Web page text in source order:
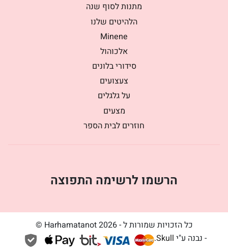
מתנות לסוף שנה
הלהיטים שלנו
Minene
אלכוהול
סידורי בלונים
צעצועים
על גלגלים
מצעים
חוזרים לבית הספר
הרשמו לרשימה התפוצה
כל הזכויות שמורות ל - Harhamatanot 2026 ©
- נבנה ע"י Skull
.